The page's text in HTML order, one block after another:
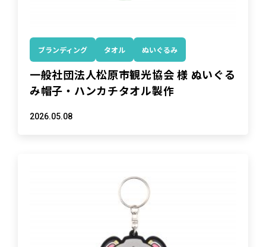
ブランディング タオル ぬいぐるみ
一般社団法人松原市観光協会 様 ぬいぐる
み帽子・ハンカチタオル製作
2026.05.08